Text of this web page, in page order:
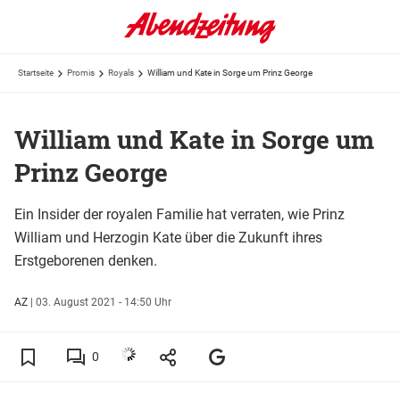
Startseite Promis Royals William und Kate in Sorge um Prinz George
William und Kate in Sorge um
Prinz George
Ein Insider der royalen Familie hat verraten, wie Prinz
William und Herzogin Kate über die Zukunft ihres
Erstgeborenen denken.
AZ | 03. August 2021 - 14:50 Uhr
0